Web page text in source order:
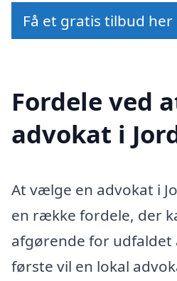
Få et gratis tilbud her
Fordele ved
advokat i
At vælge en advokat i
en række fordele, der
afgørende for udfaldet
første vil en lokal